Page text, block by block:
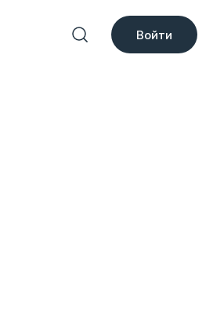
Войти